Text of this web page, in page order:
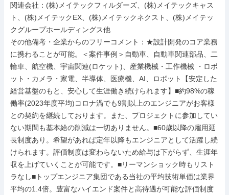
関連会社：(株)メイテックフィルダーズ、(株)メイテックキャス
ト、(株)メイテックEX、(株)メイテックネクスト、(株)メイテッ
クグループホールディングス他
その他備考・企業からのフリーコメント：★設計開発のコア業務
に携わることが可能。＜案件事例＞自動車、自動車関連部品、二
輪車、航空機、宇宙関連(ロケット)、産業機械・工作機械 ・ロボ
ット・カメラ・家電、半導体、医療機、AI、ロボット【安定した
経営基盤のもと、安心して生涯働き続けられます】■約98%の稼
働率(2023年度平均)コロナ渦でも9割以上のエンジニアがお客様
との契約を継続しております。また、プロジェクトに参加してい
ない期間も基本給の削減は一切ありません。■60歳以降の雇用延
長制度あり。希望があれば定年以降もエンジニアとして活躍し続
けられます。評価制度は変わらないため給与は下がらず、生涯年
収を上げていくことが可能です。■リーマンショック時もリスト
ラなし■トップエンジニア集団である当社の平均技術単価は業界
平均の1.4倍。豊富なハイエンド案件と高待遇が可能な評価制度